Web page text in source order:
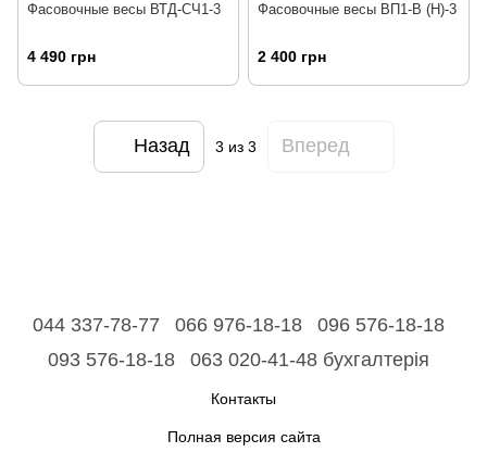
Фасовочные весы ВТД-СЧ1-3
4 490 грн
Фасовочные весы ВП1-В (Н)-3
2 400 грн
Назад 3 из 3 Вперед
044 337-78-77 066 976-18-18
096 576-18-18
093 576-18-18
063 020-41-48 бухгалтерія
Контакты
Полная версия сайта